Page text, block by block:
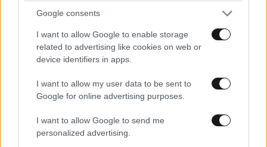
Google consents
I want to allow Google to enable storage
related to advertising like cookies on web or
device identifiers in apps.
I want to allow my user data to be sent to
Google for online advertising purposes.
I want to allow Google to send me
personalized advertising.
πάλι... Μόνο που αυτή την φορά δεν υπάρχει
Απαντήστε
Τώρα που θα έχει και το Ιράν 4ης γενιάς αεροσκάφη